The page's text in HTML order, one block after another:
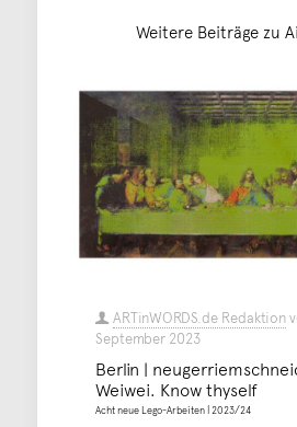
Weitere Beiträge zu
ARTinWORDS.de Redaktion
September 2023
Berlin |
Weiwei. Know thyself
Acht neue Lego-Arbeiten | 2023/24